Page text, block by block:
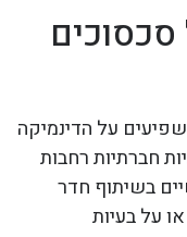
על הדינמיקה
חברתיות רחבות
בשיתוף חדר
על בעיות